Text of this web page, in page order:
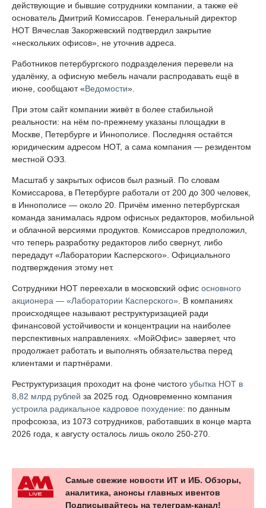
действующие и бывшие сотрудники компании, а также её
основатель Дмитрий Комиссаров. Генеральный директор
НОТ Вячеслав Закоржевский подтвердил закрытие
«нескольких офисов», не уточнив адреса.
Работников петербургского подразделения перевели на
удалёнку, а офисную мебель начали распродавать ещё в
июне, сообщают «Ведомости».
При этом сайт компании живёт в более стабильной
реальности: на нём по-прежнему указаны площадки в
Москве, Петербурге и Иннополисе. Последняя остаётся
юридическим адресом НОТ, а сама компания — резидентом
местной ОЭЗ.
Масштаб у закрытых офисов был разный. По словам
Комиссарова, в Петербурге работали от 200 до 300 человек,
в Иннополисе — около 20. Причём именно петербургская
команда занималась ядром офисных редакторов, мобильной
и облачной версиями продуктов. Комиссаров предположил,
что теперь разработку редакторов либо свернут, либо
передадут «Лаборатории Касперского». Официального
подтверждения этому нет.
Сотрудники НОТ переехали в московский офис основного
акционера — «Лаборатории Касперского» . В компаниях
происходящее называют реструктуризацией ради
финансовой устойчивости и концентрации на наиболее
перспективных направлениях. «МойОфис» заверяет, что
продолжает работать и выполнять обязательства перед
клиентами и партнёрами.
Реструктуризация проходит на фоне чистого убытка НОТ в
8,82 млрд рублей за 2025 год. Одновременно компания
устроила радикальное кадровое похудение: по данным
профсоюза, из 1073 сотрудников, работавших в конце марта
2026 года, к августу осталось лишь около 250-270.
Самые свежие новости ИТ и ИБ. Обзоры,
аналитика, анонсы главных ивентов
Подписывайтесь на телеграм-канал!